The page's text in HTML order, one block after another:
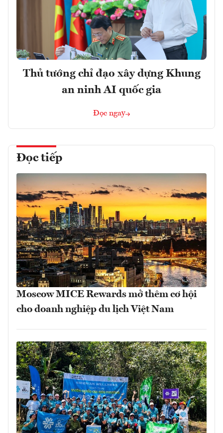
Thủ tướng chỉ đạo xây dựng Khung
an ninh AI quốc gia
Đọc ngay
Đọc tiếp
Moscow MICE Rewards mở thêm cơ hội
cho doanh nghiệp du lịch Việt Nam